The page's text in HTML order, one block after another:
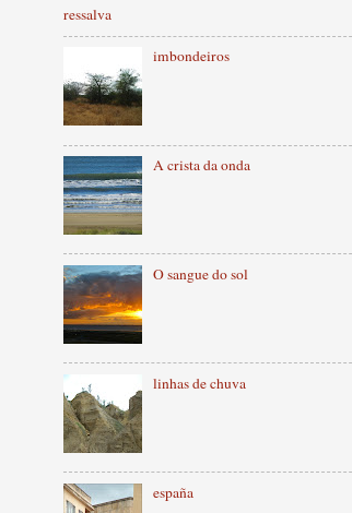
ressalva
imbondeiros
A crista da onda
O sangue do sol
linhas de chuva
españa